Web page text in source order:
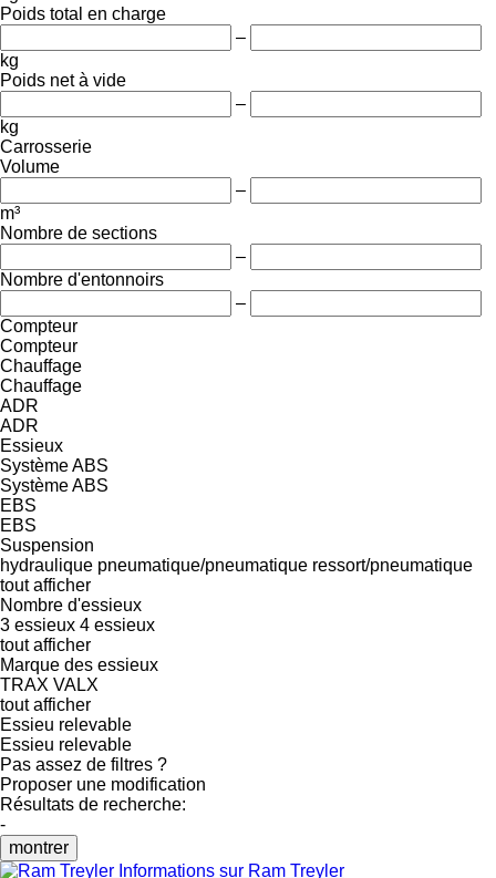
Poids total en charge
–
kg
Poids net à vide
–
kg
Carrosserie
Volume
–
m³
Nombre de sections
–
Nombre d'entonnoirs
–
Compteur
Compteur
Chauffage
Chauffage
ADR
ADR
Essieux
Système ABS
Système ABS
EBS
EBS
Suspension
hydraulique pneumatique/pneumatique ressort/pneumatique
tout afficher
Nombre d'essieux
3 essieux 4 essieux
tout afficher
Marque des essieux
TRAX VALX
tout afficher
Essieu relevable
Essieu relevable
Pas assez de filtres ?
Proposer une modification
Résultats de recherche:
-
montrer
Informations sur Ram Treyler